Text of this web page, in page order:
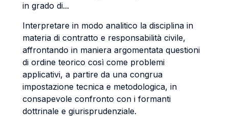
in grado di...
Interpretare in modo analitico la disciplina in
materia di contratto e responsabilità civile,
affrontando in maniera argomentata questioni
di ordine teorico così come problemi
applicativi, a partire da una congrua
impostazione tecnica e metodologica, in
consapevole confronto con i formanti
dottrinale e giurisprudenziale.